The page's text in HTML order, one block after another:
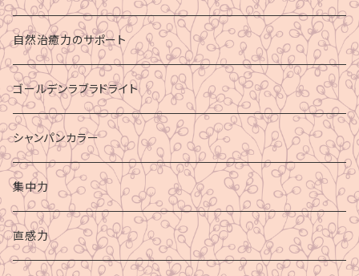
自然治癒力のサポート
ゴールデンラブラドライト
シャンパンカラー
集中力
直感力